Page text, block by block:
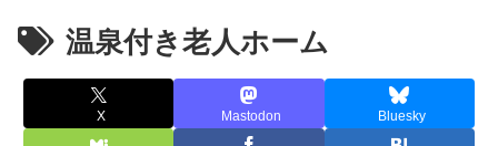
温泉付き老人ホーム
X Mastodon Bluesky